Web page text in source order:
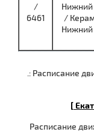
/
6461
Нижний
/
Нижний
.: Расписание
[
Расписание